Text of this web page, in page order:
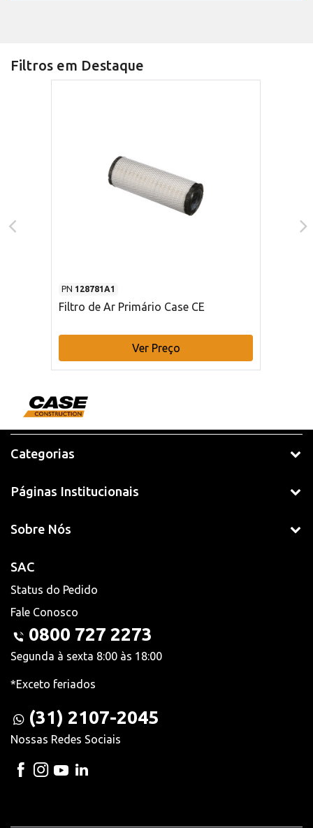
Filtros em Destaque
PN 128781A1
Filtro de Ar Primário Case CE
Ver Preço
Categorias
Páginas Institucionais
Sobre Nós
SAC
Status do Pedido
Fale Conosco
0800 727 2273
Segunda à sexta 8:00 às 18:00
*Exceto feriados
(31) 2107-2045
Nossas Redes Sociais